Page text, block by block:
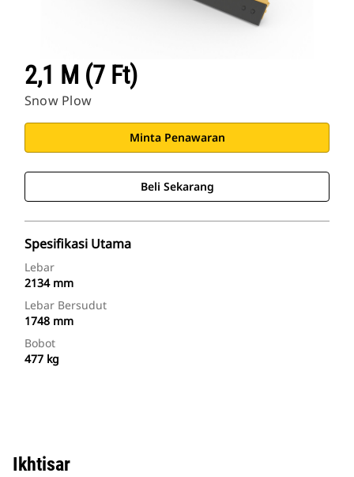
2,1 M (7 Ft)
Snow Plow
Minta Penawaran
Beli Sekarang
Spesifikasi Utama
Lebar
2134 mm
Lebar Bersudut
1748 mm
Bobot
477 kg
Ikhtisar